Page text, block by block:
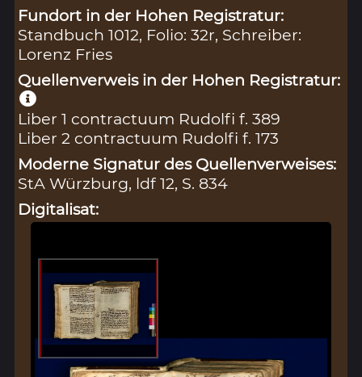
Fundort in der Hohen Registratur:
Standbuch 1012, Folio: 32r, Schreiber:
Lorenz Fries
Quellenverweis in der Hohen Registratur:
Liber 1 contractuum Rudolfi f. 389
Liber 2 contractuum Rudolfi f. 173
Moderne Signatur des Quellenverweises:
StA Würzburg, ldf 12, S. 834
Digitalisat: